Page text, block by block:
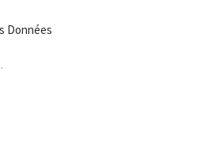
Données